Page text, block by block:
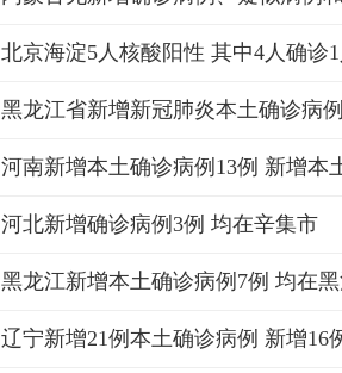
黑龙江省新增新冠肺炎本土确诊病
河北新增确诊病例3例 均在辛集市
黑龙江新增本土确诊病例7例 均在